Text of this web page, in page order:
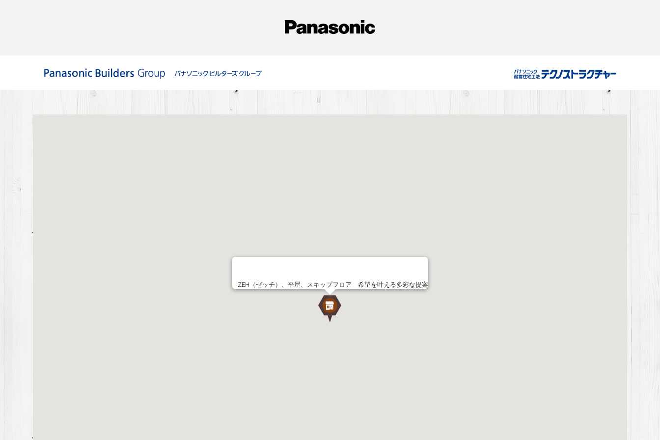
ZEH（ゼッチ）、平屋、スキップフロア 希望を叶える多彩な提案